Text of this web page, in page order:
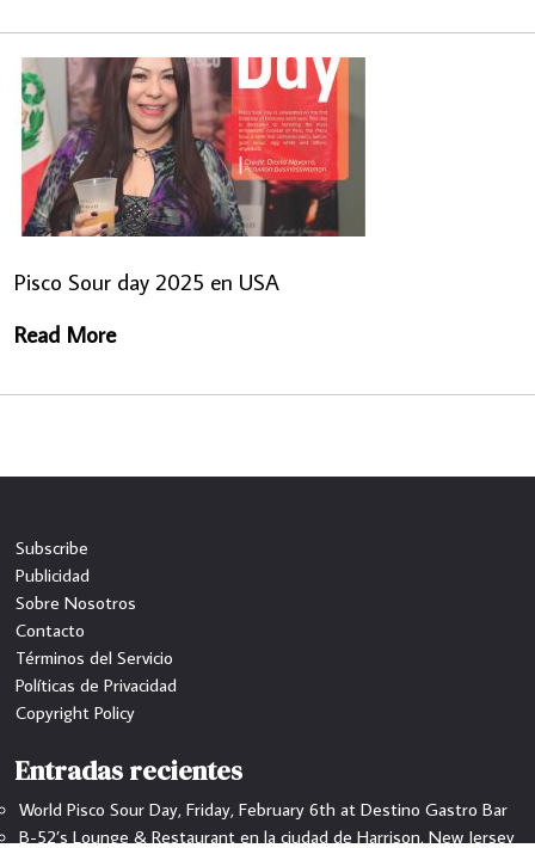
Pisco Sour day 2025 en USA
Read More
Subscribe
Publicidad
Sobre Nosotros
Contacto
Términos del Servicio
Políticas de Privacidad
Copyright Policy
Entradas recientes
World Pisco Sour Day, Friday, February 6th at Destino Gastro Bar
B-52’s Lounge & Restaurant en la ciudad de Harrison, New Jersey